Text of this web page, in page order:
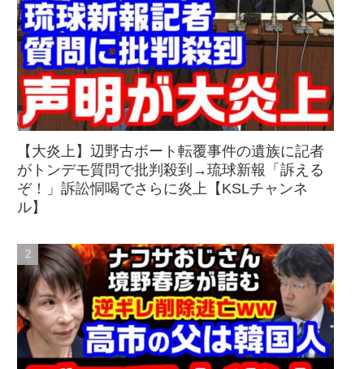
【大炎上】辺野古ボート転覆事件の遺族に記者
がトンデモ質問で批判殺到→琉球新報「訴える
ぞ！」訴訟恫喝でさらに炎上【KSLチャンネ
ル】